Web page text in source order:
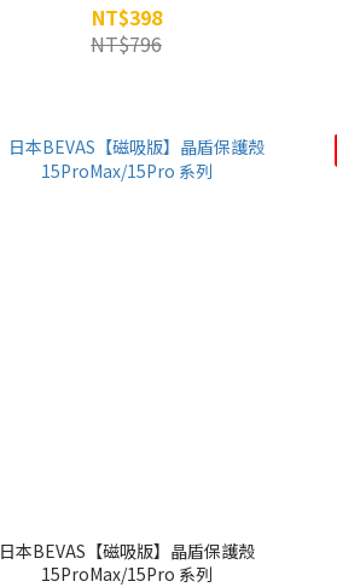
NT$398
NT$796
日本BEVAS【磁吸版】晶盾保護殼
15ProMax/15Pro 系列